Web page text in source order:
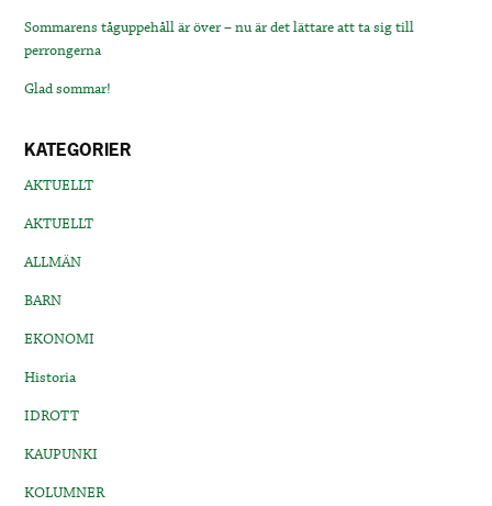
Sommarens tåguppehåll är över – nu är det lättare att ta sig till
perrongerna
Glad sommar!
KATEGORIER
AKTUELLT
AKTUELLT
ALLMÄN
BARN
EKONOMI
Historia
IDROTT
KAUPUNKI
KOLUMNER